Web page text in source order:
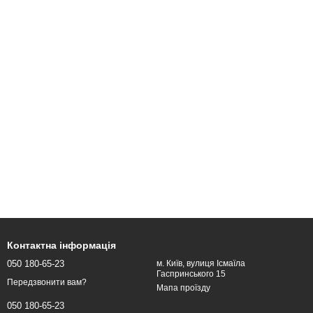
Контактна інформація
050 180-65-23
Передзвонити вам?
050 180-65-23
м. Київ, вулиця Ісмаїла
Гаспринського 15
Мапа проїзду